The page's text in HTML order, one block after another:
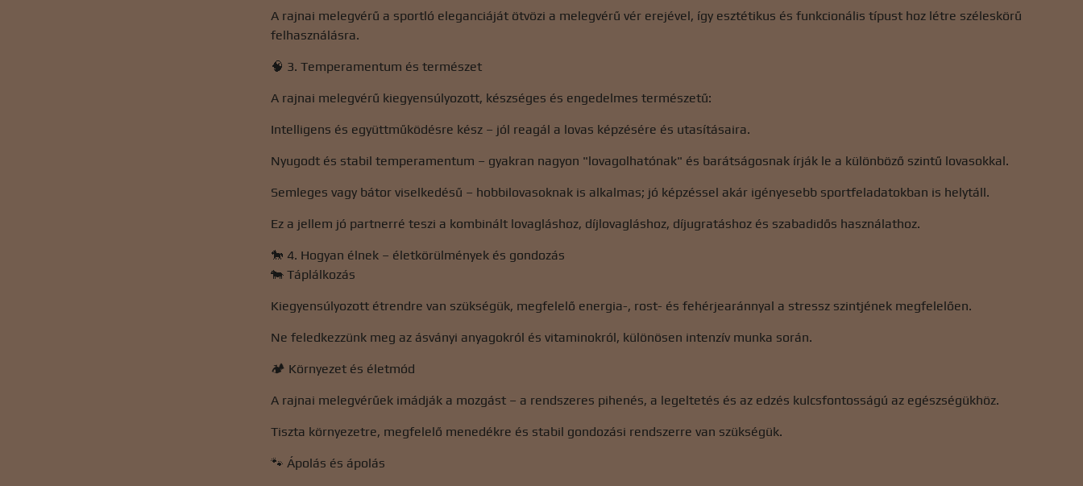
A rajnai melegvérű a sportló eleganciáját ötvözi a melegvérű vér erejével, így esztétikus és funkcionális típust hoz létre széleskörű
felhasználásra.
🧠 3. Temperamentum és természet
A rajnai melegvérű kiegyensúlyozott, készséges és engedelmes természetű:
Intelligens és együttműködésre kész – jól reagál a lovas képzésére és utasításaira.
Nyugodt és stabil temperamentum – gyakran nagyon "lovagolhatónak" és barátságosnak írják le a különböző szintű lovasokkal.
Semleges vagy bátor viselkedésű – hobbilovasoknak is alkalmas; jó képzéssel akár igényesebb sportfeladatokban is helytáll.
Ez a jellem jó partnerré teszi a kombinált lovagláshoz, díjlovagláshoz, díjugratáshoz és szabadidős használathoz.
🐎 4. Hogyan élnek – életkörülmények és gondozás
🐄 Táplálkozás
Kiegyensúlyozott étrendre van szükségük, megfelelő energia-, rost- és fehérjearánnyal a stressz szintjének megfelelően.
Ne feledkezzünk meg az ásványi anyagokról és vitaminokról, különösen intenzív munka során.
🏕️ Környezet és életmód
A rajnai melegvérűek imádják a mozgást – a rendszeres pihenés, a legeltetés és az edzés kulcsfontosságú az egészségükhöz.
Tiszta környezetre, megfelelő menedékre és stabil gondozási rendszerre van szükségük.
🐾 Ápolás és ápolás